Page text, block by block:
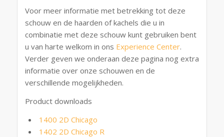
Voor meer informatie met betrekking tot deze
schouw en de haarden of kachels die u in
combinatie met deze schouw kunt gebruiken bent
u van harte welkom in ons Experience Center.
Verder geven we onderaan deze pagina nog extra
informatie over onze schouwen en de
verschillende mogelijkheden.
Product downloads
1400 2D Chicago
1402 2D Chicago R